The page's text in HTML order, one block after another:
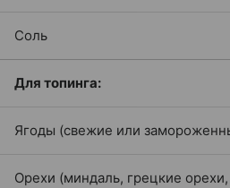
Соль
Для топинга:
Ягоды (свежие или
Орехи (миндаль, грецкие